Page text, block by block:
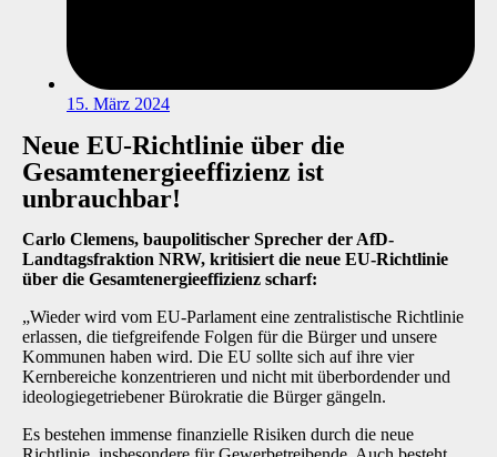
15. März 2024
Neue EU-Richtlinie über die
Gesamtenergieeffizienz ist
unbrauchbar!
Carlo Clemens, baupolitischer Sprecher der AfD-
Landtagsfraktion NRW, kritisiert die neue EU-Richtlinie
über die Gesamtenergieeffizienz scharf:
„Wieder wird vom EU-Parlament eine zentralistische Richtlinie
erlassen, die tiefgreifende Folgen für die Bürger und unsere
Kommunen haben wird. Die EU sollte sich auf ihre vier
Kernbereiche konzentrieren und nicht mit überbordender und
ideologiegetriebener Bürokratie die Bürger gängeln.
Es bestehen immense finanzielle Risiken durch die neue